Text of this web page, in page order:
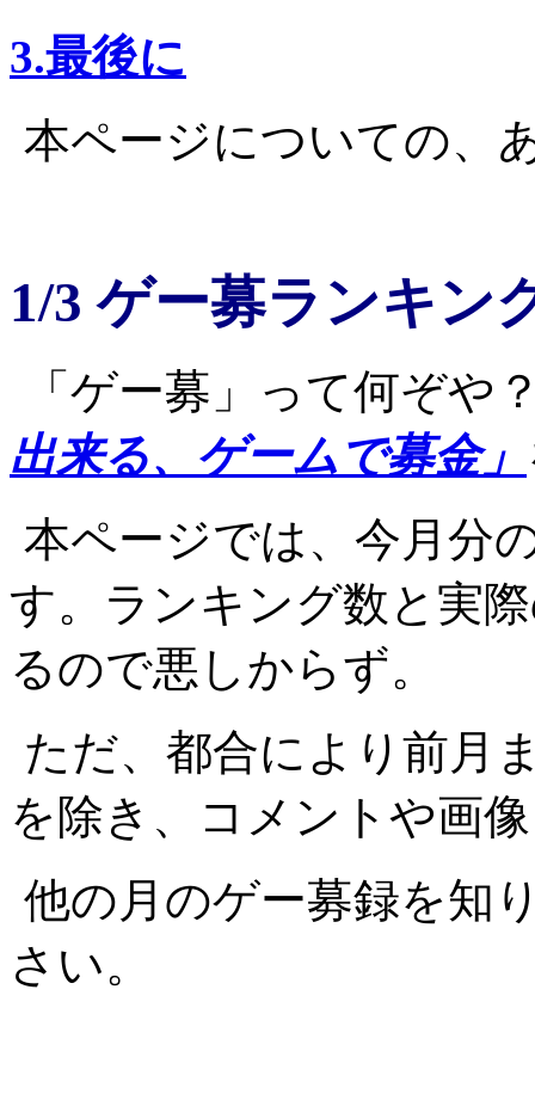
3.最後に
本ページについての、
1/3 ゲー募ランキ
「ゲー募」って何ぞや
出来る、ゲームで募金」
本ページでは、今月分
す。ランキング数と実
るので悪しからず。
ただ、都合により前月
を除き、コメントや画
他の月のゲー募録を知
さい。